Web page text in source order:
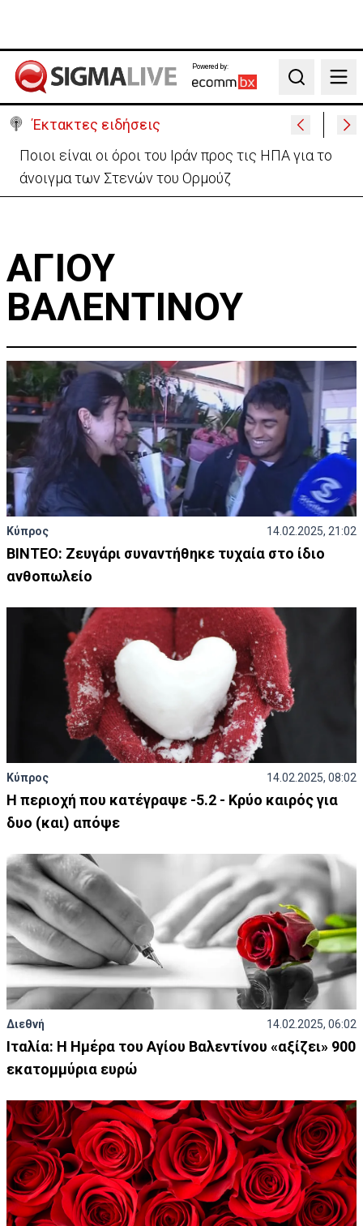
Powered by:
Search
Έκτακτες ειδήσεις
Ποιοι είναι οι όροι του Ιράν προς τις ΗΠΑ για το
άνοιγμα των Στενών του Ορμούζ
ΑΓΙΟΥ
ΒΑΛΕΝΤΙΝΟΥ
Κύπρος 14.02.2025, 21:02
ΒΙΝΤΕΟ: Ζευγάρι συναντήθηκε τυχαία στο ίδιο
ανθοπωλείο
Κύπρος 14.02.2025, 08:02
Η περιοχή που κατέγραψε -5.2 - Κρύο καιρός για
δυο (και) απόψε
Διεθνή 14.02.2025, 06:02
Ιταλία: Η Ημέρα του Αγίου Βαλεντίνου «αξίζει» 900
εκατομμύρια ευρώ